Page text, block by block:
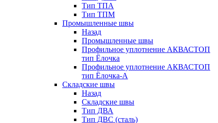
Тип ТПА
Тип ТПМ
Промышленные швы
Назад
Промышленные швы
Профильное уплотнение АКВАСТОП
тип Ёлочка
Профильное уплотнение АКВАСТОП
тип Ёлочка-А
Складские швы
Назад
Складские швы
Тип ДВА
Тип ДВС (сталь)